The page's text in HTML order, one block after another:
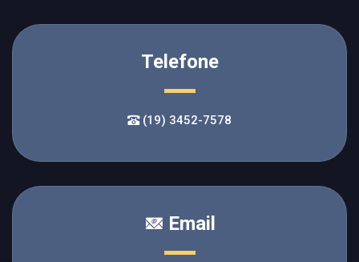
Telefone
(19) 3452-7578
Email